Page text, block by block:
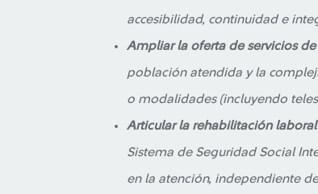
accesibilidad, continuidad e
Ampliar la oferta de servicios
población atendida y la
o modalidades (incluyendo
Articular la rehabilitación
Sistema de Seguridad Social
en la atención, independiente